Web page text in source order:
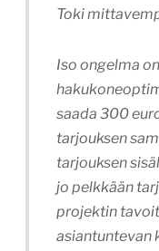
Toki
Iso ongelma
saada 300
tarjouksen
tarjouksen
jo pelkkään
projektin
asiantuntevan